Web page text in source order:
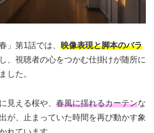
」第1話では、 映像表現と脚本のバラ
、視聴者の心をつかむ仕掛けが随所に
した。
見える桜や、 春風に揺れるカーテンな
が、止まっていた時間を再び動かす象